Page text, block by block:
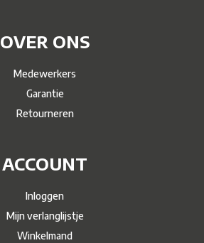
OVER ONS
Medewerkers
Garantie
Retourneren
ACCOUNT
Inloggen
Mijn verlanglijstje
Winkelmand